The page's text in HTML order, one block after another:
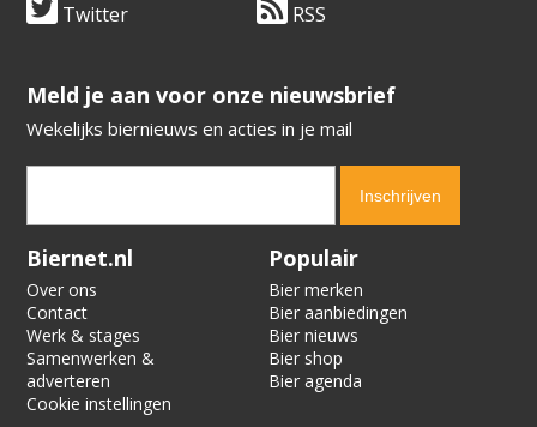
Twitter RSS
​​​​​​​Meld je aan voor onze nieuwsbrief
Wekelijks biernieuws en acties in je mail
Verification code:
Biernet.nl
Over ons
Contact
Werk & stages
Samenwerken &
adverteren
Cookie instellingen
Populair
Bier merken
Bier aanbiedingen
Bier nieuws
Bier shop
Bier agenda